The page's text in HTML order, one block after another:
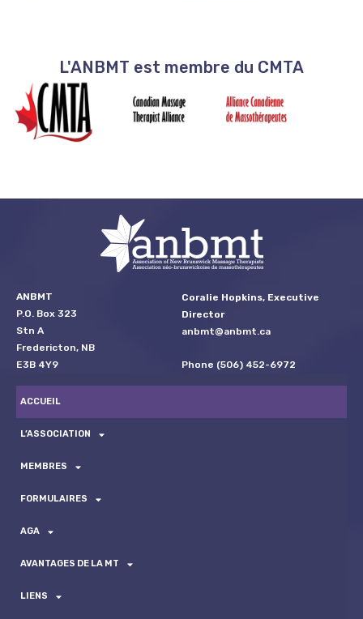
L'ANBMT est membre du CMTA
ANBMT
P.O. Box 323
Stn A
Fredericton, NB
E3B 4Y9
Coralie Hopkins, Executive
Director
anbmt@anbmt.ca
Phone (506) 452-6972
ACCUEIL
L’ASSOCIATION
MEMBRES
FORMULAIRES
AGA
AVANTAGES DE LA MT
LIENS